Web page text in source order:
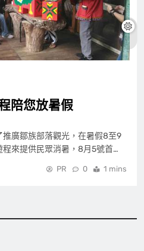
陪您放暑假
廣鄒族部落觀光，在暑假8至9
來提供民眾消暑，8月5號首…
PR 0 1 mins